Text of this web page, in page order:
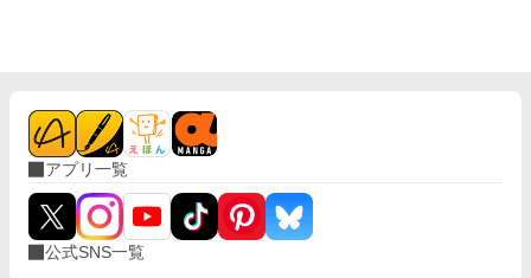
アプリ一覧
公式SNS一覧